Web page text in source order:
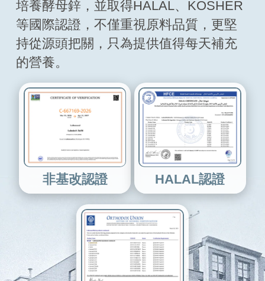
培養酵母鋅，並取得HALAL、KOSHER
等國際認證，不僅重視原料品質，更堅
持從源頭把關， 只為提供值得每天補充
的營養。
非基改認證 HALAL認證